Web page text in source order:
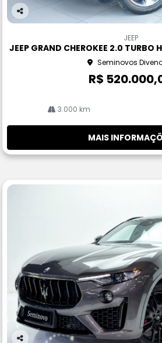
Co
rtil
JEEP
JEEP GRAND CHEROKEE 2.0 TURBO
Seminovos
R$
3.000 km
MAIS